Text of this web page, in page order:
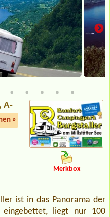
A-
»
Merkbox
ist in das Panorama der
eingebettet, liegt nur 100